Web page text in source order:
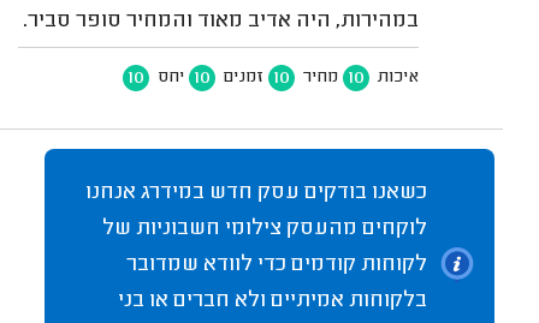
במהירות, היה אדיב מאוד והמחיר סופר סביר.
איכות 10 מחיר 10 זמנים 10 יחס 10
כשאנו בודקים עסק חדש במידרג אנחנו
לוקחים מהעסק צילומי חשבוניות של
לקוחות קודמים כדי לוודא שמדובר
בלקוחות אמיתיים ולא חברים או בני